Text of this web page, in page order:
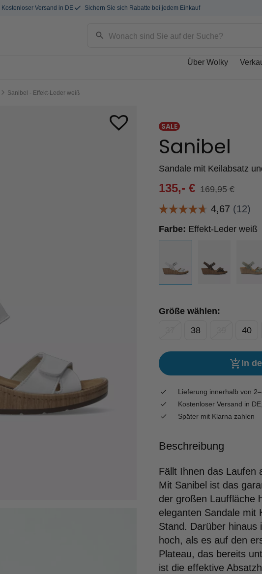
Kostenloser Versand in DE Sichern Sie sich Rabatte bei jedem Einkauf
Über Wolky
Sanibel - Effekt-Leder weiß
SALE
Sanibel
Sandale mit Keilabsatz
169,95€
135,- €
Farbe: Effekt-Leder weiß
Größe wählen:
38 40
In
Lieferung innerhalb von
Kostenloser Versand in
Später mit Klarna zahlen
Beschreibung
Fällt Ihnen das Laufen
Mit Sanibel ist das
der großen Lauffläche
eleganten Sandale mit
Stand. Darüber hinaus
hoch, als es auf den
Plateau, das bereits
ist die effektive